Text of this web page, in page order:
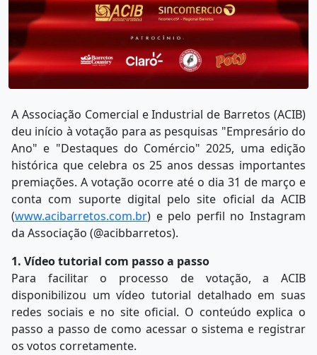
A Associação Comercial e Industrial de Barretos (ACIB)
deu início à votação para as pesquisas "Empresário do
Ano" e "Destaques do Comércio" 2025, uma edição
histórica que celebra os 25 anos dessas importantes
premiações. A votação ocorre até o dia 31 de março e
conta com suporte digital pelo site oficial da ACIB
(www.acibarretos.com.br) e pelo perfil no Instagram
da Associação (@acibbarretos).
1. Vídeo tutorial com passo a passo
Para facilitar o processo de votação, a ACIB
disponibilizou um vídeo tutorial detalhado em suas
redes sociais e no site oficial. O conteúdo explica o
passo a passo de como acessar o sistema e registrar
os votos corretamente.